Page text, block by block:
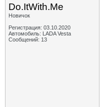
Do.ItWith.Me
Новичок
Регистрация: 03.10.2020
Автомобиль: LADA Vesta
Сообщений: 13